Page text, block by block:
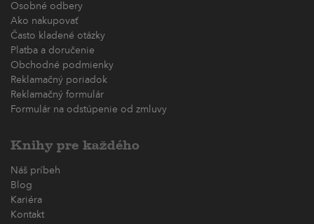
Osobné odbery
Ako nakupovať
Často kladené otázky
Platba a doručenie
Obchodné podmienky
Reklamačný poriadok
Reklamačný formulár
Formulár na odstúpenie od zmluvy
Knihy pre každého
Náš príbeh
Blog
Kariéra
Kontakt